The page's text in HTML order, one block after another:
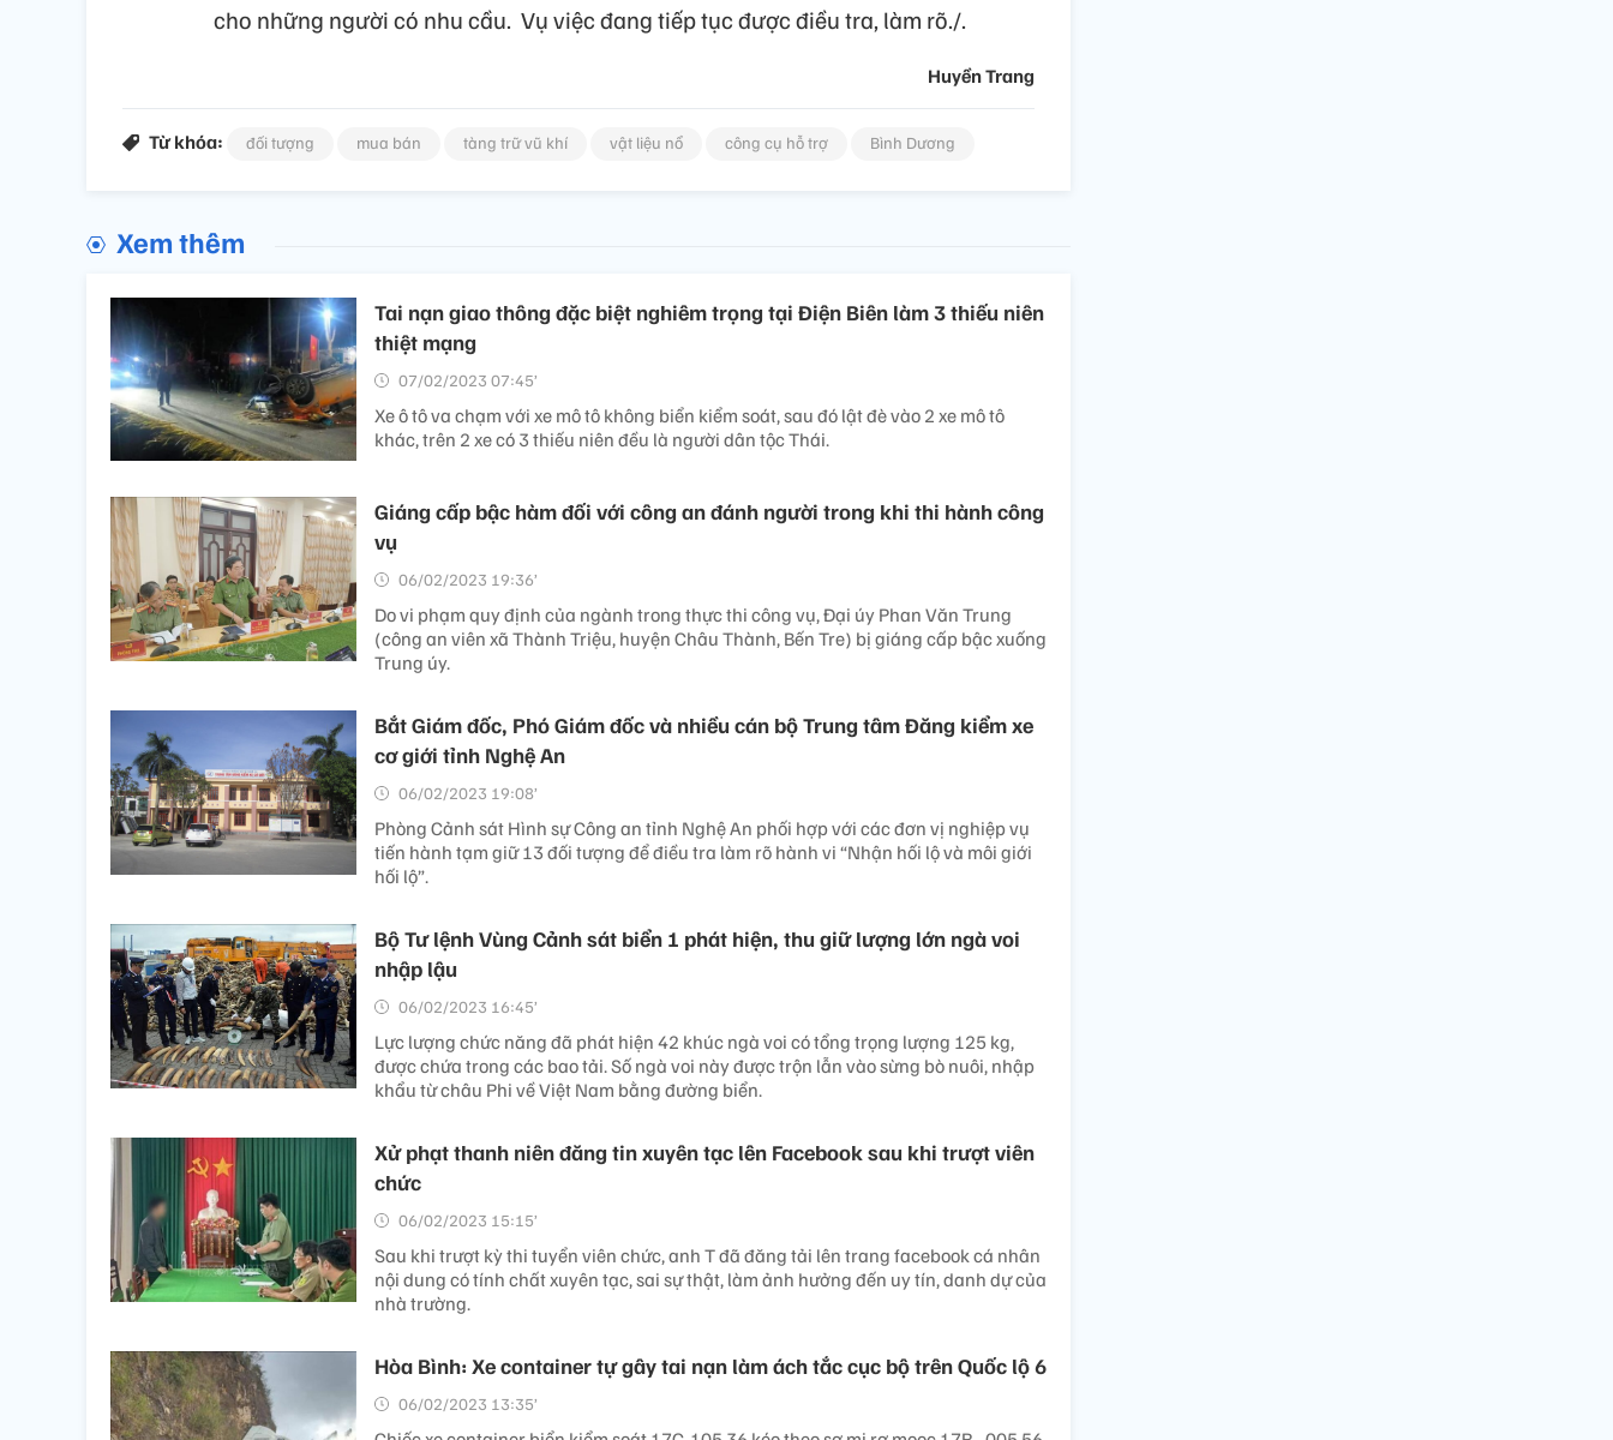
cho những người có nhu cầu. Vụ việc đang tiếp tục được điều tra, làm rõ./.
Huyền Trang
Từ khóa: đối tượng mua bán tàng trữ vũ khí vật liệu nổ công cụ hỗ trợ Bình Dương
Xem thêm
Tai nạn giao thông đặc biệt nghiêm trọng tại Điện Biên làm 3 thiếu niên
thiệt mạng
07/02/2023 07:45’
Xe ô tô va chạm với xe mô tô không biển kiểm soát, sau đó lật đè vào 2 xe mô tô
khác, trên 2 xe có 3 thiếu niên đều là người dân tộc Thái.
Giáng cấp bậc hàm đối với công an đánh người trong khi thi hành công
vụ
06/02/2023 19:36’
Do vi phạm quy định của ngành trong thực thi công vụ, Đại úy Phan Văn Trung
(công an viên xã Thành Triệu, huyện Châu Thành, Bến Tre) bị giáng cấp bậc xuống
Trung úy.
Bắt Giám đốc, Phó Giám đốc và nhiều cán bộ Trung tâm Đăng kiểm xe
cơ giới tỉnh Nghệ An
06/02/2023 19:08’
Phòng Cảnh sát Hình sự Công an tỉnh Nghệ An phối hợp với các đơn vị nghiệp vụ
tiến hành tạm giữ 13 đối tượng để điều tra làm rõ hành vi “Nhận hối lộ và môi giới
hối lộ”.
Bộ Tư lệnh Vùng Cảnh sát biển 1 phát hiện, thu giữ lượng lớn ngà voi
nhập lậu
06/02/2023 16:45’
Lực lượng chức năng đã phát hiện 42 khúc ngà voi có tổng trọng lượng 125 kg,
được chứa trong các bao tải. Số ngà voi này được trộn lẫn vào sừng bò nuôi, nhập
khẩu từ châu Phi về Việt Nam bằng đường biển.
Xử phạt thanh niên đăng tin xuyên tạc lên Facebook sau khi trượt viên
chức
06/02/2023 15:15’
Sau khi trượt kỳ thi tuyển viên chức, anh T đã đăng tải lên trang facebook cá nhân
nội dung có tính chất xuyên tạc, sai sự thật, làm ảnh hưởng đến uy tín, danh dự của
nhà trường.
Hòa Bình: Xe container tự gây tai nạn làm ách tắc cục bộ trên Quốc lộ 6
06/02/2023 13:35’